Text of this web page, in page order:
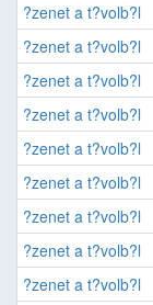
?zenet a t?volb?l
?zenet a t?volb?l
?zenet a t?volb?l
?zenet a t?volb?l
?zenet a t?volb?l
?zenet a t?volb?l
?zenet a t?volb?l
?zenet a t?volb?l
?zenet a t?volb?l